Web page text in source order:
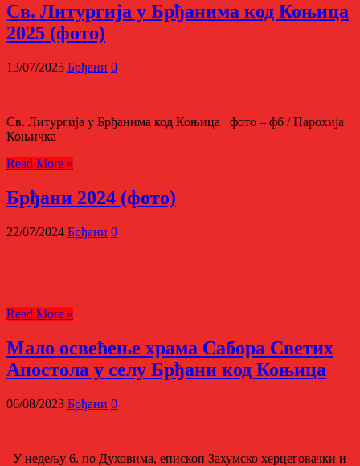
Св. Литургија у Брђанима код Коњица
2025 (фото)
13/07/2025 Брђани 0
Св. Литургија у Брђанима код Коњица фото – фб / Парохија
Коњичка
Read More »
Брђани 2024 (фото)
22/07/2024 Брђани 0
Read More »
Мало освећење храма Сабора Светих
Апостола у селу Брђани код Коњица
06/08/2023 Брђани 0
У недељу 6. по Духовима, епископ Захумско херцеговачки и